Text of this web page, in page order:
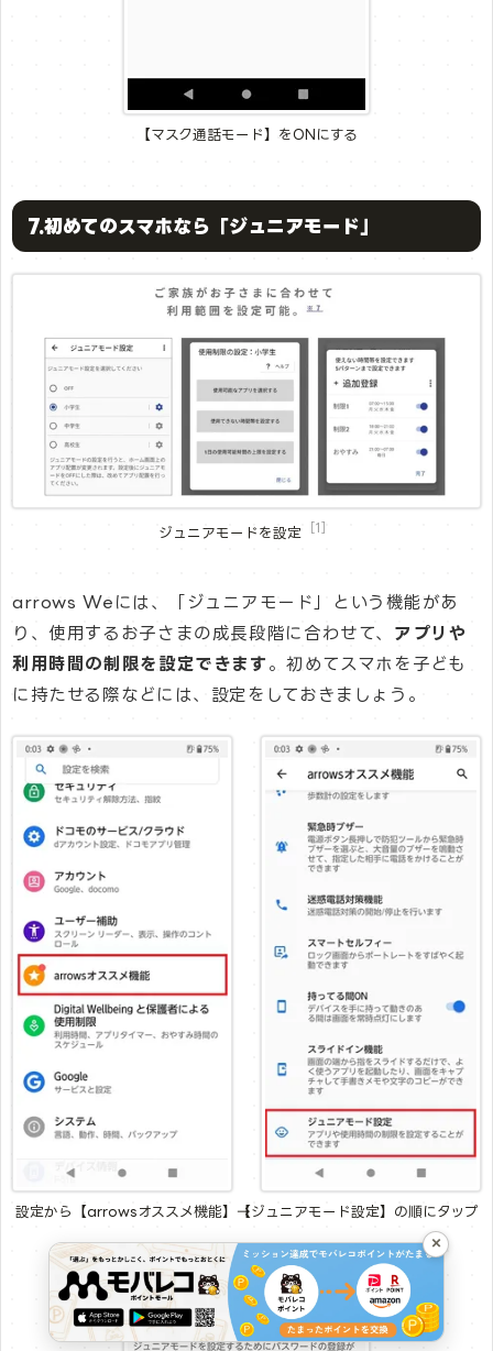
【マスク通話モード】をONにする
7.初めてのスマホなら「ジュニアモード」
ジュニアモードを設定 ［1］
arrows Weには、「ジュニアモード」という機能があ
り、使用するお子さまの成長段階に合わせて、 アプリや
利用時間の制限を設定できます 。初めてスマホを子ども
に持たせる際などには、設定をしておきましょう。
設定から【arrowsオススメ機能】→【ジュニアモード設定】の順にタップ
×